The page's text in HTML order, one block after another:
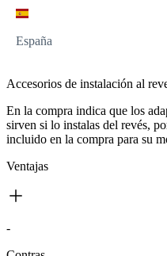
España
Accesorios de instalación al
En la compra indica que los
sirven si lo instalas del revés,
incluido en la compra para su
Ventajas
-